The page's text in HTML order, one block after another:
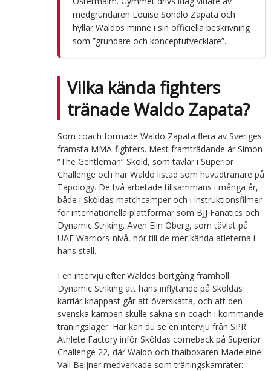
medgrundaren Louise Sondlo Zapata och
hyllar Waldos minne i sin officiella beskrivning
som ”grundare och konceptutvecklare”.
Vilka kända fighters
tränade Waldo Zapata?
Som coach formade Waldo Zapata flera av Sveriges
främsta MMA-fighters. Mest framträdande är Simon
”The Gentleman” Sköld, som tävlar i Superior
Challenge och har Waldo listad som huvudtränare på
Tapology. De två arbetade tillsammans i många år,
både i Sköldas matchcamper och i instruktionsfilmer
för internationella plattformar som BJJ Fanatics och
Dynamic Striking. Även Elin Öberg, som tävlat på
UAE Warriors-nivå, hör till de mer kända atleterna i
hans stall.
I en intervju efter Waldos bortgång framhöll
Dynamic Striking att hans inflytande på Sköldas
karriär knappast går att överskatta, och att den
svenska kämpen skulle sakna sin coach i kommande
träningsläger. Här kan du se en intervju från SPR
Athlete Factory inför Sköldas comeback på Superior
Challenge 22, där Waldo och thaiboxaren Madeleine
Vall Beijner medverkade som träningskamrater: